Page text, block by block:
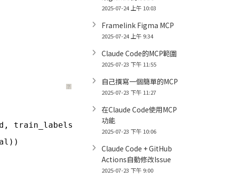
？
train_labels_fold, test_size
2025-07-24 上午 10:03
Framelink Figma MCP
2025-07-24 上午 9:34
Claude Code的MCP範圍
2025-07-23 下午 11:55
自己撰寫一個簡單的MCP
2025-07-23 下午 11:27
在Claude Code使用MCP
功能
2025-07-23 下午 10:06
Claude Code + GitHub
Actions自動修改Issue
2025-07-23 下午 9:00